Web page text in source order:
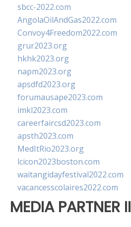
sbcc-2022.com
AngolaOilAndGas2022.com
Convoy4Freedom2022.com
grur2023.org
hkhk2023.org
napm2023.org
apsdfd2023.org
forumausape2023.com
imkl2023.com
careerfaircsd2023.com
apsth2023.com
MedItRio2023.org
lcicon2023boston.com
waitangidayfestival2022.com
vacancesscolaires2022.com
MEDIA PARTNER II